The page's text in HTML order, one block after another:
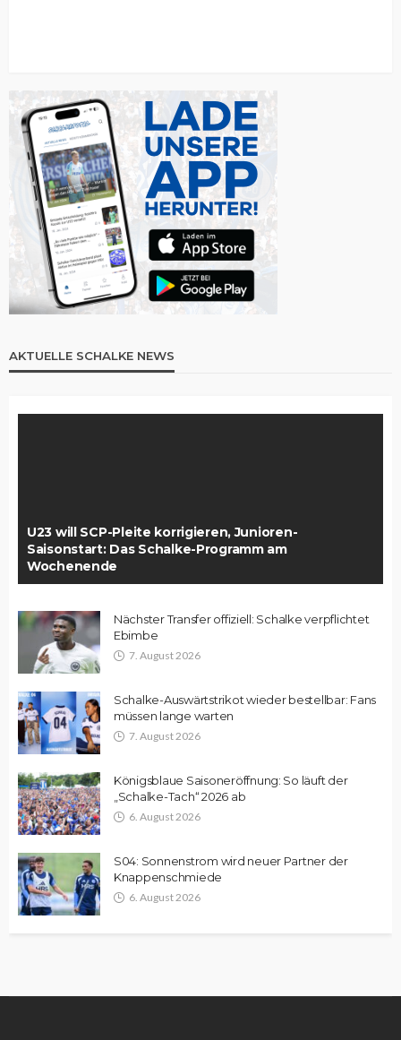
AKTUELLE SCHALKE NEWS
U23 will SCP-Pleite korrigieren, Junioren-
Saisonstart: Das Schalke-Programm am
Wochenende
Nächster Transfer offiziell: Schalke verpflichtet
Ebimbe
7. August 2026
Schalke-Auswärtstrikot wieder bestellbar: Fans
müssen lange warten
7. August 2026
Königsblaue Saisoneröffnung: So läuft der
„Schalke-Tach“ 2026 ab
6. August 2026
S04: Sonnenstrom wird neuer Partner der
Knappenschmiede
6. August 2026